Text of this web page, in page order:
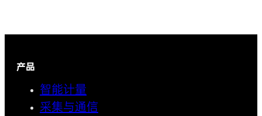
产品
智能计量
采集与通信